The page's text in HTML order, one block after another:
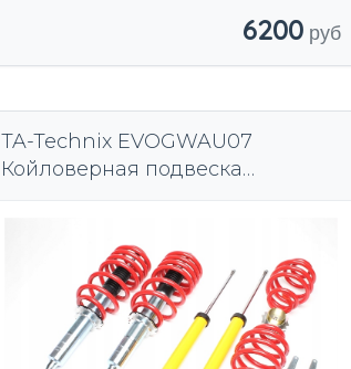
6200
TA-Technix EVOGWAU07
Койловерная подвеска